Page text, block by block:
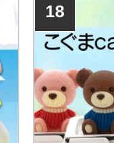
18